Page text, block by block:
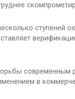
ступеней
современным
в